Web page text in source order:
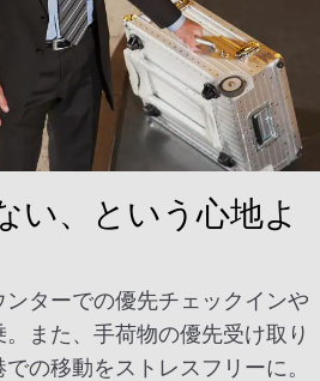
い、という心地よ
ンターでの優先チェックインや
。また、手荷物の優先受け取り
の移動をストレスフリーに。